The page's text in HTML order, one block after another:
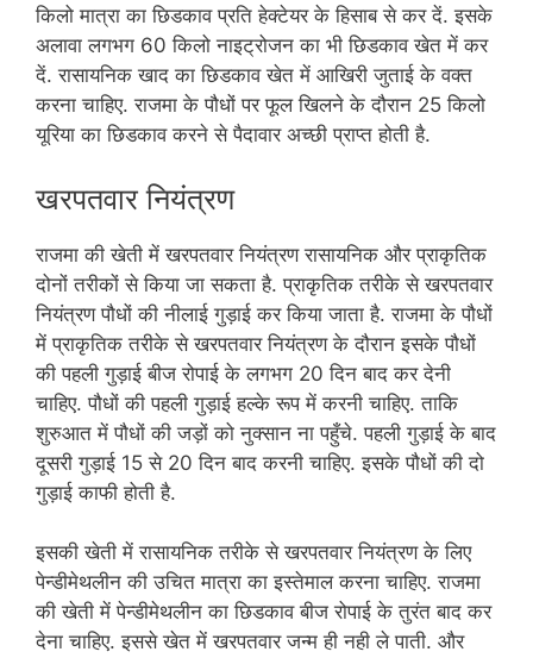
किलो मात्रा का छिडकाव प्रति हेक्टेयर के हिसाब से कर दें. इसके
अलावा लगभग 60 किलो नाइट्रोजन का भी छिडकाव खेत में कर
दें. रासायनिक खाद का छिडकाव खेत में आखिरी जुताई के वक्त
करना चाहिए. राजमा के पौधों पर फूल खिलने के दौरान 25 किलो
यूरिया का छिडकाव करने से पैदावार अच्छी प्राप्त होती है.
खरपतवार नियंत्रण
राजमा की खेती में खरपतवार नियंत्रण रासायनिक और प्राकृतिक
दोनों तरीकों से किया जा सकता है. प्राकृतिक तरीके से खरपतवार
नियंत्रण पौधों की नीलाई गुड़ाई कर किया जाता है. राजमा के पौधों
में प्राकृतिक तरीके से खरपतवार नियंत्रण के दौरान इसके पौधों
की पहली गुड़ाई बीज रोपाई के लगभग 20 दिन बाद कर देनी
चाहिए. पौधों की पहली गुड़ाई हल्के रूप में करनी चाहिए. ताकि
शुरुआत में पौधों की जड़ों को नुक्सान ना पहुँचे. पहली गुड़ाई के बाद
दूसरी गुड़ाई 15 से 20 दिन बाद करनी चाहिए. इसके पौधों की दो
गुड़ाई काफी होती है.
इसकी खेती में रासायनिक तरीके से खरपतवार नियंत्रण के लिए
पेन्डीमेथलीन की उचित मात्रा का इस्तेमाल करना चाहिए. राजमा
की खेती में पेन्डीमेथलीन का छिडकाव बीज रोपाई के तुरंत बाद कर
देना चाहिए. इससे खेत में खरपतवार जन्म ही नही ले पाती. और